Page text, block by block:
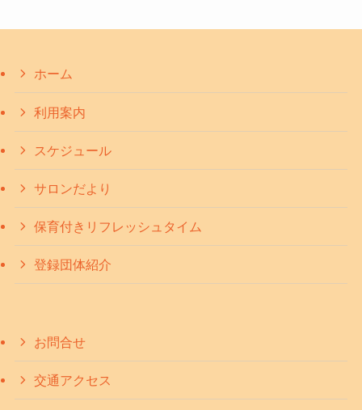
ホーム
利用案内
スケジュール
サロンだより
保育付きリフレッシュタイム
登録団体紹介
お問合せ
交通アクセス